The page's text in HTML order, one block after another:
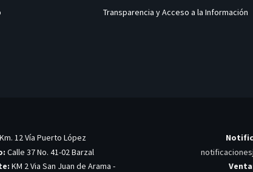
Transparencia y Acceso a la Información
Km. 12 Vía Puerto López
Calle 37 No. 41-02 Barzal
KM 2 Via San Juan de Arama -